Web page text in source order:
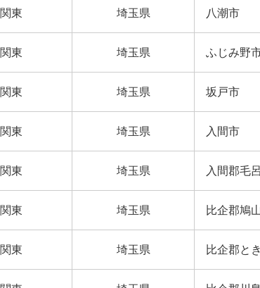
関東 埼玉県 八潮市
関東 埼玉県 ふじみ野
関東 埼玉県 坂戸市
関東 埼玉県 入間市
関東 埼玉県 入間郡毛
関東 埼玉県 比企郡鳩
関東 埼玉県 比企郡と